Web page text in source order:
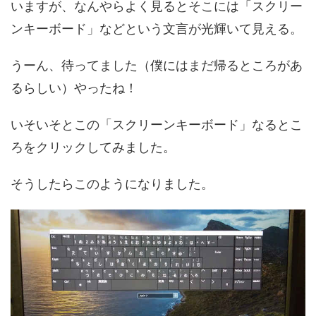
いますが、なんやらよく見るとそこには「スクリー
ンキーボード」などという文言が光輝いて見える。
うーん、待ってました（僕にはまだ帰るところがあ
るらしい）やったね！
いそいそとこの「スクリーンキーボード」なるとこ
ろをクリックしてみました。
そうしたらこのようになりました。